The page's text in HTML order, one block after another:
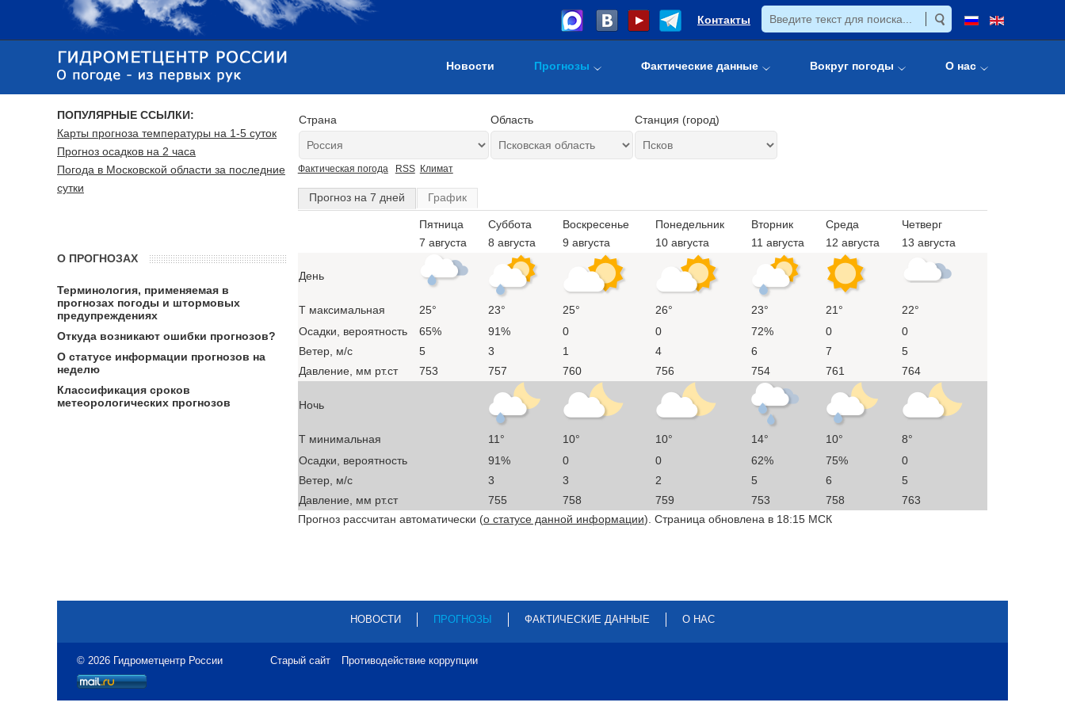
Контакты
Новости Прогнозы Фактические данные Вокруг погоды О нас
Страна Область Станция (город)
Фактическая погода RSS Климат
Прогноз на 7 дней График
Пятница
7 августа
Суббота
8 августа
Воскресенье
9 августа
Понедельник
10 августа
Вторник
11 августа
Среда
12 августа
Четверг
13 августа
День
T максимальная 25° 23° 25° 26° 23° 21°
22°
Осадки, вероятность
65% 91% 0 0 72% 0
0
Ветер, м/с
5 3 1 4 6 7
5
Давление, мм рт.ст
753 757 760 756 754 761 764
Ночь
T минимальная 11° 10° 10° 14° 10°
8°
Осадки, вероятность
91% 0 0 62% 75%
0
Ветер, м/с
3 3 2 5 6
5
Давление, мм рт.ст
755 758 759 753 758
763
Прогноз рассчитан автоматически (о статусе данной информации). Страница обновлена в 18:15 МСК
ПОПУЛЯРНЫЕ ССЫЛКИ:
Карты прогноза температуры на 1-5 суток
Прогноз осадков на 2 часа
Погода в Московской области за последние
сутки
О ПРОГНОЗАХ
Терминология, применяемая в
прогнозах погоды и штормовых
предупреждениях
Откуда возникают ошибки прогнозов?
О статусе информации прогнозов на
неделю
Классификация сроков
метеорологических прогнозов
НОВОСТИ ПРОГНОЗЫ ФАКТИЧЕСКИЕ ДАННЫЕ О НАС
© 2026 Гидрометцентр России Старый сайт Противодействие коррупции